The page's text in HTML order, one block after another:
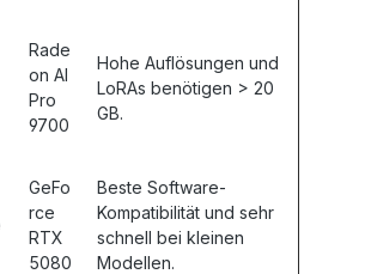
Rade
on AI
Pro
9700
Hohe Auflösungen und
LoRAs benötigen > 20
GB.
GeFo
rce
RTX
5080
Beste Software-
Kompatibilität und sehr
schnell bei kleinen
Modellen.